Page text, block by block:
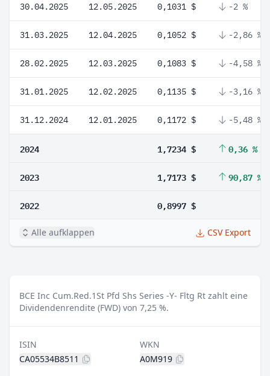
30.04.2025 12.05.2025 0,1031 $ -2 %
31.03.2025 12.04.2025 0,1052 $ -2,86 %
28.02.2025 12.03.2025 0,1083 $ -4,58 %
31.01.2025 12.02.2025 0,1135 $ -3,16 %
31.12.2024 12.01.2025 0,1172 $ -5,48 %
2024 1,7234 $ 0,36 %
2023 1,7173 $ 90,87 %
2022 0,8997 $
Alle aufklappen CSV Export
BCE Inc Cum.Red.1St Pfd Shs Series -Y- Fltg Rt zahlt eine
Dividendenrendite (FWD) von 7,25 %.
ISIN
CA05534B8511
WKN
A0M919